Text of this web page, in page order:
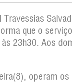
Travessias
que o
às 23h30. Aos
operam